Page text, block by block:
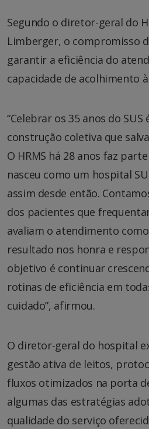
Segundo o diretor-geral do
Limberger, o compromisso
garantir a eficiência do
capacidade de acolhimento
“Celebrar os 35 anos do
construção coletiva que
O HRMS há 28 anos faz
nasceu como um hospital
assim desde então.
dos pacientes que
avaliam o atendimento
resultado nos honra e
objetivo é continuar
rotinas de eficiência em
cuidado”, afirmou.
O diretor-geral do hospital
gestão ativa de leitos,
fluxos otimizados na porta
algumas das estratégias
qualidade do serviço